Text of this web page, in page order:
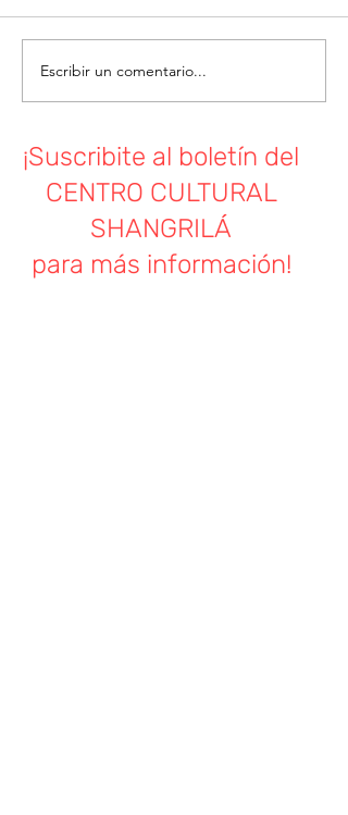
socios/as a Asamblea General
Orden del día: -Memoria y
balance -Fecha elecciones
Escribir un comentario...
¡Suscribite al boletín del
CENTRO CULTURAL
SHANGRILÁ
para más información!